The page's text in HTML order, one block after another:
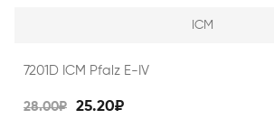
ICM
7201D ICM Pfalz E-IV
28.00₽ 25.20₽